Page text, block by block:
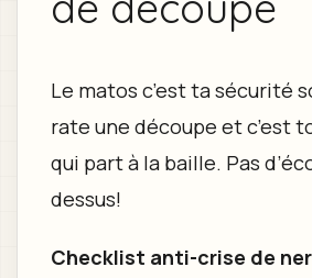
Le matos c’est ta sécurité
rate une découpe et c’est
qui part à la baille. Pas
dessus!
Checklist anti-crise de